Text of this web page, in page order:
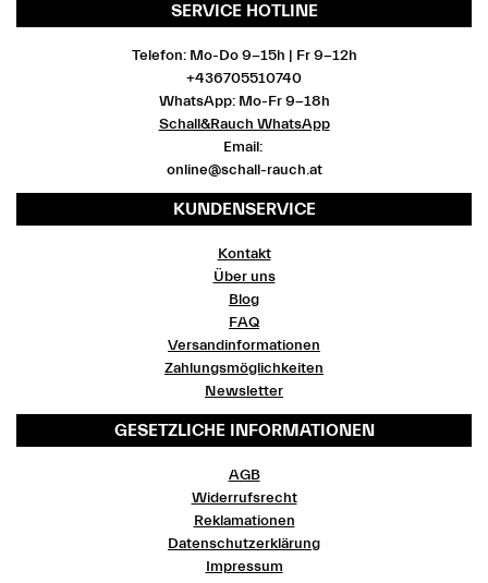
SERVICE HOTLINE
Telefon: Mo-Do 9-15h | Fr 9-12h
+436705510740
WhatsApp: Mo-Fr 9-18h
Schall&Rauch WhatsApp
Email:
online@schall-rauch.at
KUNDENSERVICE
Kontakt
Über uns
Blog
FAQ
Versandinformationen
Zahlungsmöglichkeiten
Newsletter
GESETZLICHE INFORMATIONEN
AGB
Widerrufsrecht
Reklamationen
Datenschutzerklärung
Impressum